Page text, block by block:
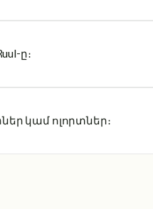
ը։
կամ ոլորտներ։